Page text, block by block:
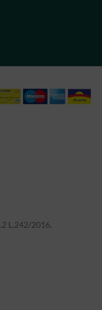
L.242/2016.